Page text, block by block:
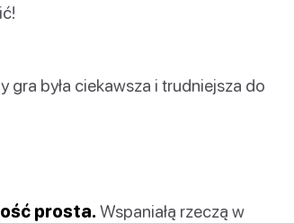
gra była ciekawsza i trudniejsza do
prosta. Wspaniałą rzeczą w